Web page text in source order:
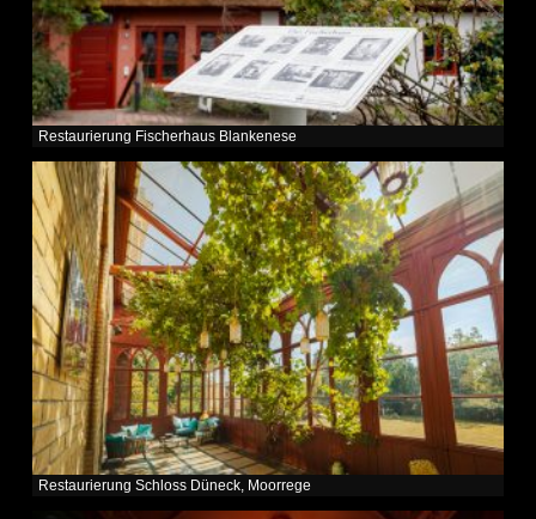
Restaurierung Fischerhaus Blankenese
Restaurierung Schloss Düneck, Moorrege